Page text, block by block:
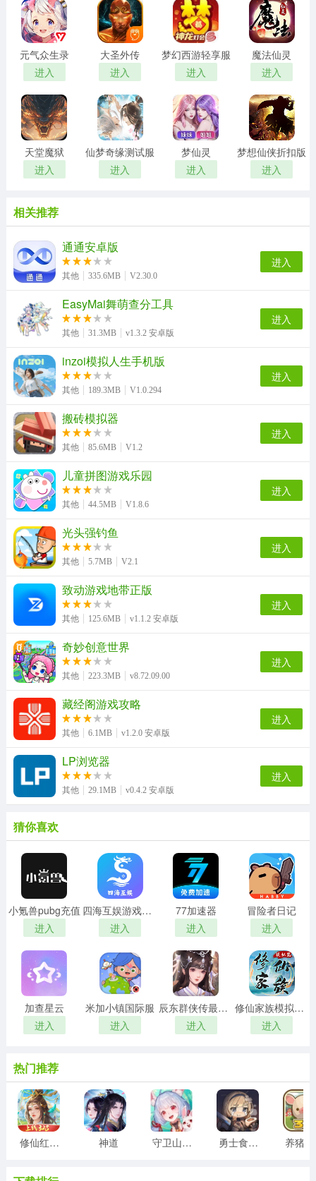
元气众生录
进入
大圣外传
进入
梦幻西游轻享服
进入
魔法仙灵
进入
天堂魔狱
进入
仙梦奇缘测试服
进入
梦仙灵
进入
梦想仙侠折扣版
进入
相关推荐
通通安卓版
其他 335.6MB V2.30.0
进入
EasyMai舞萌查分工具
其他 31.3MB v1.3.2 安卓版
进入
inzoi模拟人生手机版
其他 189.3MB V1.0.294
进入
搬砖模拟器
其他 85.6MB V1.2
进入
儿童拼图游戏乐园
其他 44.5MB V1.8.6
进入
光头强钓鱼
其他 5.7MB V2.1
进入
致动游戏地带正版
其他 125.6MB v1.1.2 安卓版
进入
奇妙创意世界
其他 223.3MB v8.72.09.00
进入
藏经阁游戏攻略
其他 6.1MB v1.2.0 安卓版
进入
LP浏览器
其他 29.1MB v0.4.2 安卓版
进入
猜你喜欢
小氪兽pubg充值
进入
四海互娱游戏平台
进入
77加速器
进入
冒险者日记
进入
加查星云
进入
米加小镇国际服
进入
辰东群侠传最新版
进入
修仙家族模拟器折相思最新版
进入
热门推荐
修仙红包版 神道 守卫山海封神 勇士食堂最新版